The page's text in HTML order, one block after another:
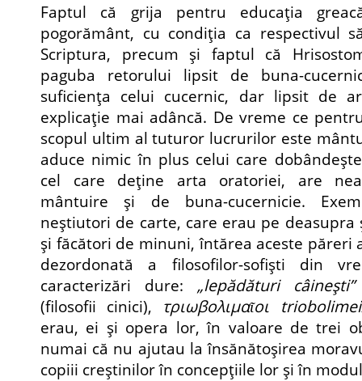
Faptul că grija pentru educaţia
pogorământ, cu condiţia ca respectivul
Scriptura, precum şi faptul că
paguba retorului lipsit de buna-
suficienţa celui cucernic, dar lipsit de
explicaţie mai adâncă. De vreme ce
scopul ultim al tuturor lucrurilor este
aduce nimic în plus celui care
cel care deţine arta oratoriei, are
mântuire şi de buna-cucernicie.
neştiutori de carte, care erau pe
şi făcători de minuni, întărea aceste păreri
dezordonată a filosofilor-sofişti din
caracterizări dure: „lepădături câineşti”
(filosofii cinici), τριωβολιμαῖοι
erau, ei şi opera lor, în valoare de trei
numai că nu ajutau la însănătoşirea
copiii creştinilor în concepţiile lor şi în